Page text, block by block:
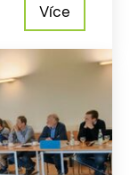
Více